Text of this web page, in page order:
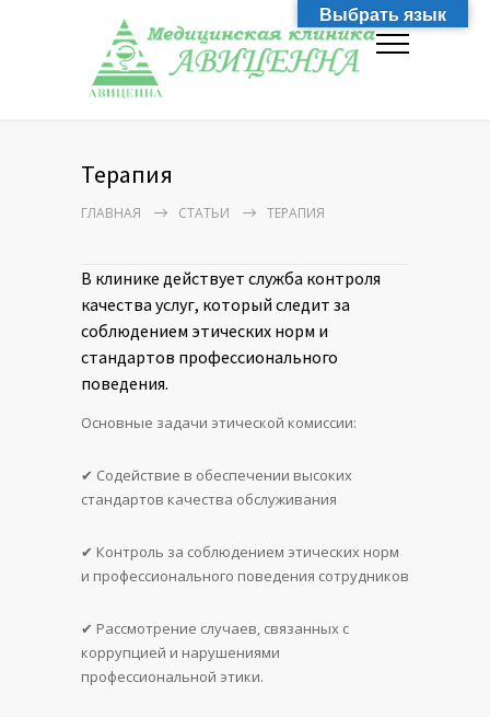
Терапия
ГЛАВНАЯ СТАТЬИ ТЕРАПИЯ
В клинике действует служба контроля
качества услуг, который следит за
соблюдением этических норм и
стандартов профессионального
поведения.
Основные задачи этической комиссии:
✔ Содействие в обеспечении высоких
стандартов качества обслуживания
✔ Контроль за соблюдением этических норм
и профессионального поведения сотрудников
✔ Рассмотрение случаев, связанных с
коррупцией и нарушениями
профессиональной этики.
Выбрать язык